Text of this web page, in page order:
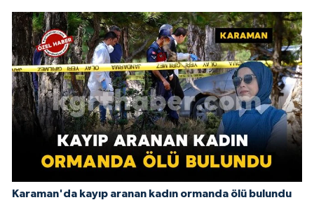
Karaman'da kayıp aranan kadın ormanda ölü bulundu